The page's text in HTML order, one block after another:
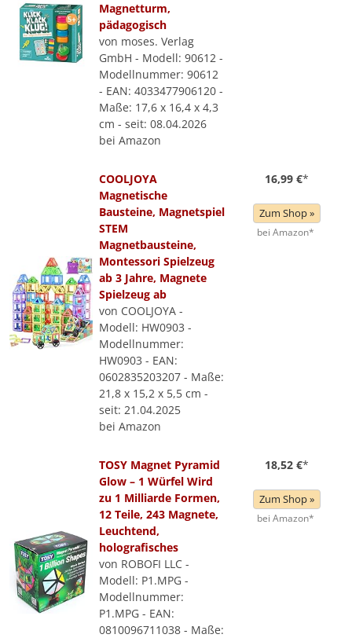
Magnetturm,
pädagogisch
von moses. Verlag
GmbH - Modell: 90612 -
Modellnummer: 90612
- EAN: 4033477906120 -
Maße: 17,6 x 16,4 x 4,3
cm - seit: 08.04.2026
bei Amazon
COOLJOYA
Magnetische
Bausteine, Magnetspiel
STEM
Magnetbausteine,
Montessori Spielzeug
ab 3 Jahre, Magnete
Spielzeug ab
von COOLJOYA -
Modell: HW0903 -
Modellnummer:
HW0903 - EAN:
0602835203207 - Maße:
21,8 x 15,2 x 5,5 cm -
seit: 21.04.2025
bei Amazon
16,99 €*
Zum Shop »
bei Amazon*
TOSY Magnet Pyramid
Glow – 1 Würfel Wird
zu 1 Milliarde Formen,
12 Teile, 243 Magnete,
Leuchtend,
holografisches
von ROBOFI LLC -
Modell: P1.MPG -
Modellnummer:
P1.MPG - EAN:
0810096711038 - Maße:
18,52 €*
Zum Shop »
bei Amazon*